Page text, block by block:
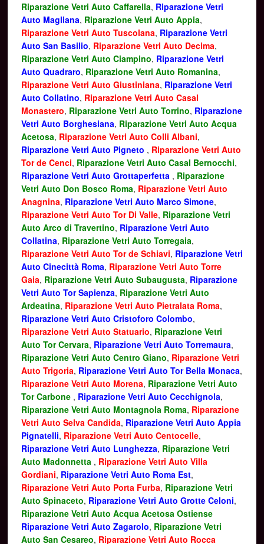
Riparazione Vetri Auto Caffarella, Riparazione Vetri
Auto Magliana, Riparazione Vetri Auto Appia,
Riparazione Vetri Auto Tuscolana, Riparazione Vetri
Auto San Basilio, Riparazione Vetri Auto Decima,
Riparazione Vetri Auto Ciampino, Riparazione Vetri
Auto Quadraro, Riparazione Vetri Auto Romanina,
Riparazione Vetri Auto Giustiniana, Riparazione Vetri
Auto Collatino, Riparazione Vetri Auto Casal
Monastero, Riparazione Vetri Auto Torrino, Riparazione
Vetri Auto Borghesiana, Riparazione Vetri Auto Acqua
Acetosa, Riparazione Vetri Auto Colli Albani,
Riparazione Vetri Auto Pigneto , Riparazione Vetri Auto
Tor de Cenci, Riparazione Vetri Auto Casal Bernocchi,
Riparazione Vetri Auto Grottaperfetta , Riparazione
Vetri Auto Don Bosco Roma, Riparazione Vetri Auto
Anagnina, Riparazione Vetri Auto Marco Simone,
Riparazione Vetri Auto Tor Di Valle, Riparazione Vetri
Auto Arco di Travertino, Riparazione Vetri Auto
Collatina, Riparazione Vetri Auto Torregaia,
Riparazione Vetri Auto Tor de Schiavi, Riparazione Vetri
Auto Cinecittà Roma, Riparazione Vetri Auto Torre
Gaia, Riparazione Vetri Auto Subaugusta, Riparazione
Vetri Auto Tor Sapienza, Riparazione Vetri Auto
Ardeatina, Riparazione Vetri Auto Pietralata Roma,
Riparazione Vetri Auto Cristoforo Colombo,
Riparazione Vetri Auto Statuario, Riparazione Vetri
Auto Tor Cervara, Riparazione Vetri Auto Torremaura,
Riparazione Vetri Auto Centro Giano, Riparazione Vetri
Auto Trigoria, Riparazione Vetri Auto Tor Bella Monaca,
Riparazione Vetri Auto Morena, Riparazione Vetri Auto
Tor Carbone , Riparazione Vetri Auto Cecchignola,
Riparazione Vetri Auto Montagnola Roma, Riparazione
Vetri Auto Selva Candida, Riparazione Vetri Auto Appia
Pignatelli, Riparazione Vetri Auto Centocelle,
Riparazione Vetri Auto Lunghezza, Riparazione Vetri
Auto Madonnetta , Riparazione Vetri Auto Villa
Gordiani, Riparazione Vetri Auto Roma Est,
Riparazione Vetri Auto Porta Furba, Riparazione Vetri
Auto Spinaceto, Riparazione Vetri Auto Grotte Celoni,
Riparazione Vetri Auto Acqua Acetosa Ostiense
Riparazione Vetri Auto Zagarolo, Riparazione Vetri
Auto San Cesareo, Riparazione Vetri Auto Rocca